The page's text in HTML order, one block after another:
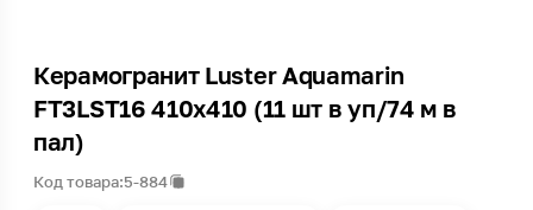
Керамогранит Luster Aquamarin
FT3LST16 410x410 (11 шт в уп/74 м в
пал)
Код товара:5-884